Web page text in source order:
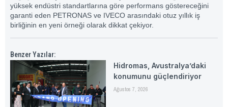
yüksek endüstri standartlarına göre performans göstereceğini
garanti eden PETRONAS ve IVECO arasındaki otuz yıllık iş
birliğinin en yeni örneği olarak dikkat çekiyor.
Benzer Yazılar:
Hidromas, Avustralya’daki
konumunu güçlendiriyor
Ağustos 7, 2026